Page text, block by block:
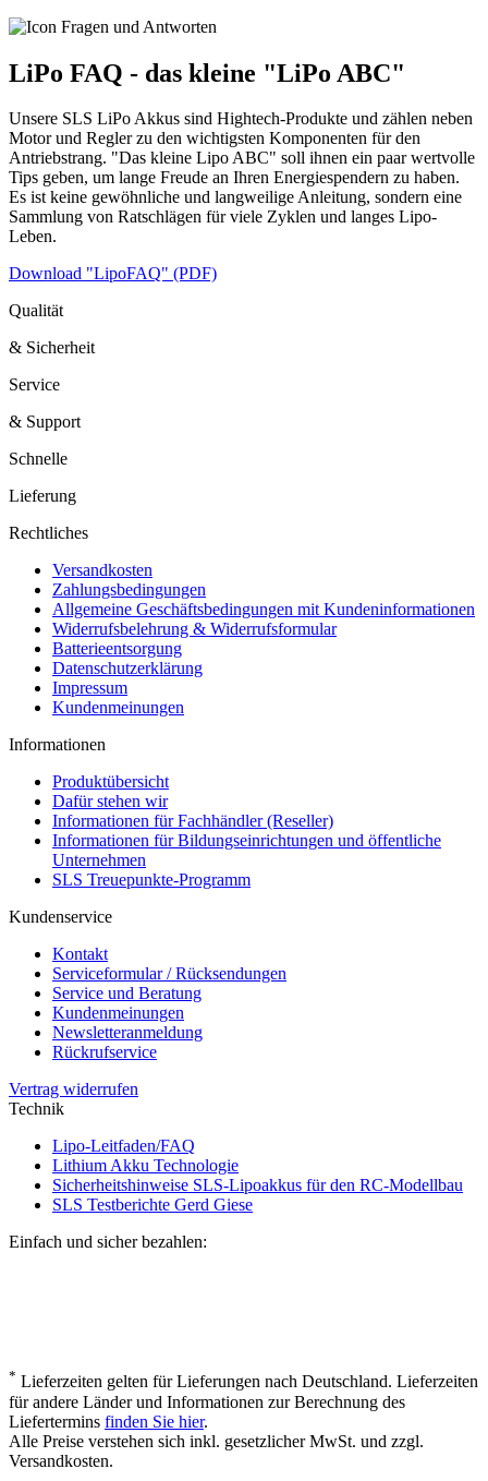
LiPo FAQ - das kleine "LiPo ABC"
Unsere SLS LiPo Akkus sind Hightech-Produkte und zählen neben
Motor und Regler zu den wichtigsten Komponenten für den
Antriebstrang. "Das kleine Lipo ABC" soll ihnen ein paar wertvolle
Tips geben, um lange Freude an Ihren Energiespendern zu haben.
Es ist keine gewöhnliche und langweilige Anleitung, sondern eine
Sammlung von Ratschlägen für viele Zyklen und langes Lipo-
Leben.
Download "LipoFAQ" (PDF)
Qualität
& Sicherheit
Service
& Support
Schnelle
Lieferung
Rechtliches
Versandkosten
Zahlungsbedingungen
Allgemeine Geschäftsbedingungen mit Kundeninformationen
Widerrufsbelehrung & Widerrufsformular
Batterieentsorgung
Datenschutzerklärung
Impressum
Kundenmeinungen
Informationen
Produktübersicht
Dafür stehen wir
Informationen für Fachhändler (Reseller)
Informationen für Bildungseinrichtungen und öffentliche
Unternehmen
SLS Treuepunkte-Programm
Kundenservice
Kontakt
Serviceformular / Rücksendungen
Service und Beratung
Kundenmeinungen
Newsletteranmeldung
Rückrufservice
Vertrag widerrufen
Technik
Lipo-Leitfaden/FAQ
Lithium Akku Technologie
Sicherheitshinweise SLS-Lipoakkus für den RC-Modellbau
SLS Testberichte Gerd Giese
Einfach und sicher bezahlen:
* Lieferzeiten gelten für Lieferungen nach Deutschland. Lieferzeiten
für andere Länder und Informationen zur Berechnung des
Liefertermins finden Sie hier.
Alle Preise verstehen sich inkl. gesetzlicher MwSt. und zzgl.
Versandkosten.